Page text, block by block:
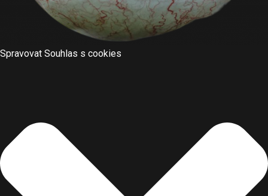
Spravovat Souhlas s cookies